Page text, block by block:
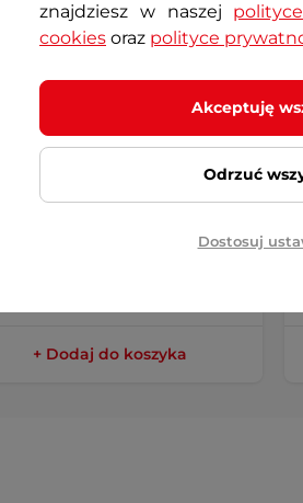
skórzana kurtka
W-TEC Kaika
+ Dodaj do koszyka
znajdziesz w naszej
cookies oraz polityce
Akceptuję
Odrzuć
Dostosuj